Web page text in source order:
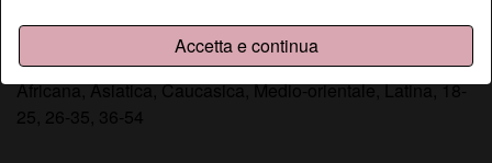
Accetta e continua
Sta cercando
Africana, Asiatica, Caucasica, Medio-orientale, Latina, 18-
25, 26-35, 36-54